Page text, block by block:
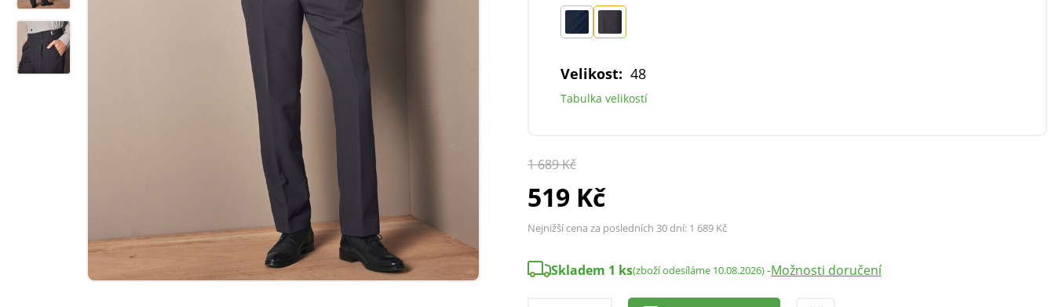
Velikost: 48
Tabulka velikostí
1 689 Kč
519 Kč
Nejnižší cena za posledních 30 dní: 1 689 Kč
Skladem 1 ks(zboží odesíláme 10.08.2026)-Možnosti doručení